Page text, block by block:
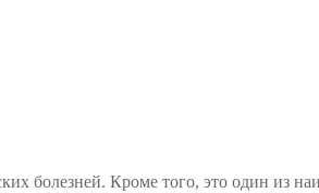
болезней. Кроме того, это один из